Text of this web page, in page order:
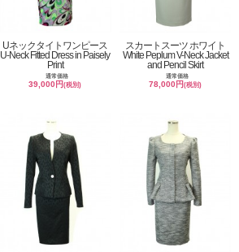
Uネックタイトワンピース
U-Neck Fitted Dress in Paisely
Print
通常価格
39,000円(税別)
スカートスーツ ホワイト
White Peplum V-Neck Jacket
and Pencil Skirt
通常価格
78,000円(税別)